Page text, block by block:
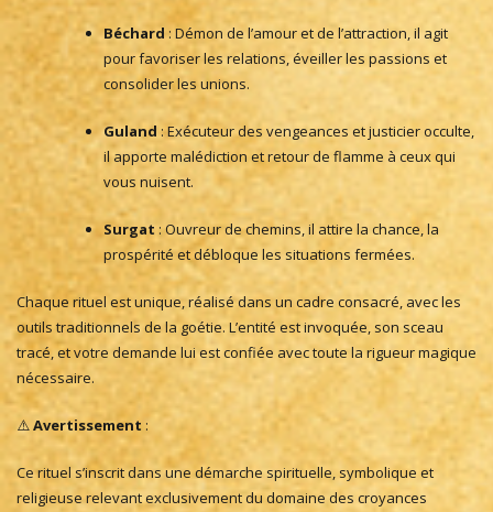
Béchard : Démon de l’amour et de l’attraction, il agit
pour favoriser les relations, éveiller les passions et
consolider les unions.
Guland : Exécuteur des vengeances et justicier occulte,
il apporte malédiction et retour de flamme à ceux qui
vous nuisent.
Surgat : Ouvreur de chemins, il attire la chance, la
prospérité et débloque les situations fermées.
Chaque rituel est unique, réalisé dans un cadre consacré, avec les
outils traditionnels de la goétie. L’entité est invoquée, son sceau
tracé, et votre demande lui est confiée avec toute la rigueur magique
nécessaire.
⚠️Avertissement :
Ce rituel s’inscrit dans une démarche spirituelle, symbolique et
religieuse relevant exclusivement du domaine des croyances